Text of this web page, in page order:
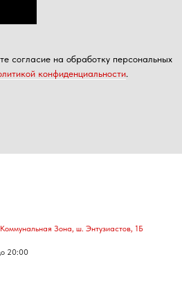
Зона, ш. Энтузиастов, 1Б
20:00